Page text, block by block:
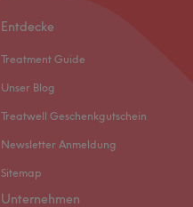
Entdecke
Treatment Guide
Unser Blog
Treatwell Geschenkgutschein
Newsletter Anmeldung
Sitemap
Unternehmen